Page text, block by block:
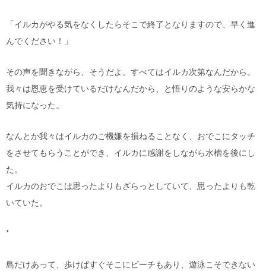
「イルカがやる気をなくしたらそこで終了となりますので、早く進
んでください！」
その声を聞きながら、そうだよ。すべてはイルカ次第なんだから。
我々は恩恵を受けているだけなんだから、と悟りのような安らかな
気持になった。
なんとか我々はイルカのご機嫌を損ねることなく、おでこにタッチ
をさせてもらうことができ、イルカに感謝をしながら水槽を後にし
た。
イルカのおでこは思ったよりもざらっとしていて、思ったよりも乾
いていた。
*
島だけあって、歩けばすぐそこにビーチもあり、遊泳こそできない